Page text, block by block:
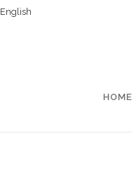
English
HOME